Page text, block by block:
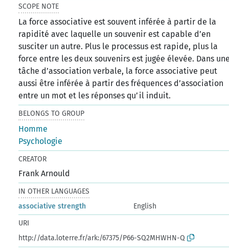
SCOPE NOTE
La force associative est souvent inférée à partir de la
rapidité avec laquelle un souvenir est capable d’en
susciter un autre. Plus le processus est rapide, plus la
force entre les deux souvenirs est jugée élevée. Dans
tâche d’association verbale, la force associative peut
aussi être inférée à partir des fréquences d’association
entre un mot et les réponses qu’il induit.
BELONGS TO GROUP
Homme
Psychologie
CREATOR
Frank Arnould
IN OTHER LANGUAGES
associative strength
English
URI
http://data.loterre.fr/ark:/67375/P66-SQ2MHWHN-Q